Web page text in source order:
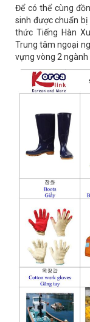
Để có thể cùng
sinh được chuẩn
thức Tiếng Hàn
Trung tâm ngoại
vựng vòng 2 ngành